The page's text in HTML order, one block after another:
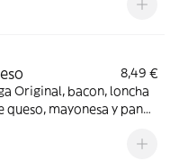
8,49 €
Original, bacon, loncha
queso, mayonesa y pan